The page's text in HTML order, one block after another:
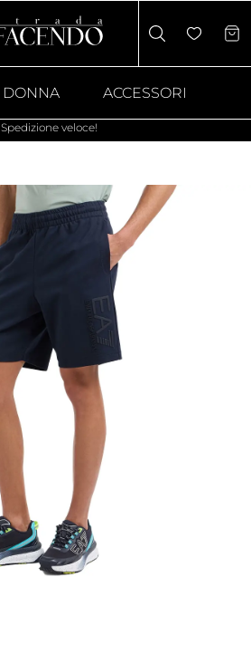
DONNA ACCESSORI
Spedizione veloce!